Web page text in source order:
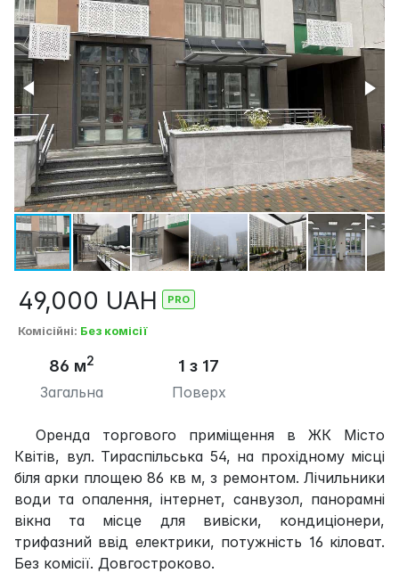
49,000 UAH
Комісійні: Без комісії
86 м2
Загальна
1 з 17
Поверх
Оренда торгового приміщення в ЖК Місто
Квітів, вул. Тираспільська 54, на прохідному місці
біля арки площею 86 кв м, з ремонтом. Лічильники
води та опалення, інтернет, санвузол, панорамні
вікна та місце для вивіски, кондиціонери,
трифазний ввід електрики, потужність 16 кіловат.
Без комісії. Довгостроково.